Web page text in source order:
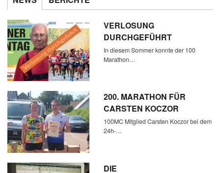
VERLOSUNG
DURCHGEFÜHRT
In diesem Sommer konnte der 100
Marathon…
200. MARATHON FÜR
CARSTEN KOCZOR
100MC Mitglied Carsten Koczor bei dem
24h-…
DIE